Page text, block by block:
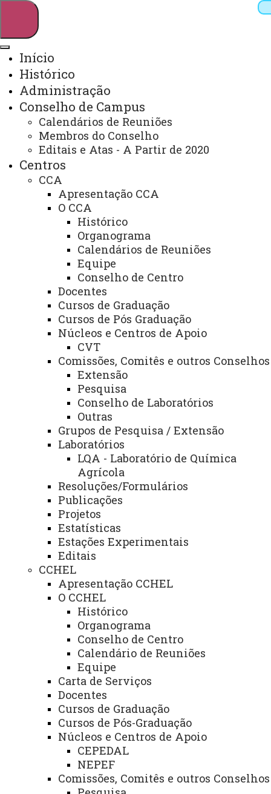
Webmail Sistemas
Telefones
Arquivo Virtual
Campus
Início
Histórico
Administração
Conselho de Campus
Calendários de Reuniões
Membros do Conselho
Editais e Atas - A Partir de 2020
Centros
CCA
Apresentação CCA
O CCA
Histórico
Organograma
Calendários de Reuniões
Equipe
Conselho de Centro
Docentes
Cursos de Graduação
Cursos de Pós Graduação
Núcleos e Centros de Apoio
CVT
Comissões, Comitês e outros Conselhos
Extensão
Pesquisa
Conselho de Laboratórios
Outras
Grupos de Pesquisa / Extensão
Laboratórios
LQA - Laboratório de Química
Agrícola
Resoluções/Formulários
Publicações
Projetos
Estatísticas
Estações Experimentais
Editais
CCHEL
Apresentação CCHEL
O CCHEL
Histórico
Organograma
Conselho de Centro
Calendário de Reuniões
Equipe
Carta de Serviços
Docentes
Cursos de Graduação
Cursos de Pós-Graduação
Núcleos e Centros de Apoio
CEPEDAL
NEPEF
Comissões, Comitês e outros Conselhos
Universidade Estadual do Oeste do
Campus Marechal
Cândido Rondon
PROJETOS E PROGRAMAS
PROGRAMAS PROJETOS
Programa de Línguas - PROL
Programa de Línguas - PROL
Projetos de Pesquisa
Projetos de Pesquisa
Projetos de Extensão
Projetos de Extensão